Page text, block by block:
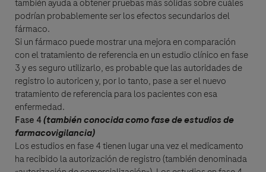
también ayuda a obtener pruebas más sólidas sobre cuáles
podrían probablemente ser los efectos secundarios del
fármaco.
Si un fármaco puede mostrar una mejora en comparación
con el tratamiento de referencia en un estudio clínico en fase
3 y es seguro utilizarlo, es probable que las autoridades de
registro lo autoricen y, por lo tanto, pase a ser el nuevo
tratamiento de referencia para los pacientes con esa
enfermedad.
Fase 4(también conocida como fase de estudios de
farmacovigilancia)
Los estudios en fase 4 tienen lugar una vez el medicamento
ha recibido la autorización de registro (también denominada